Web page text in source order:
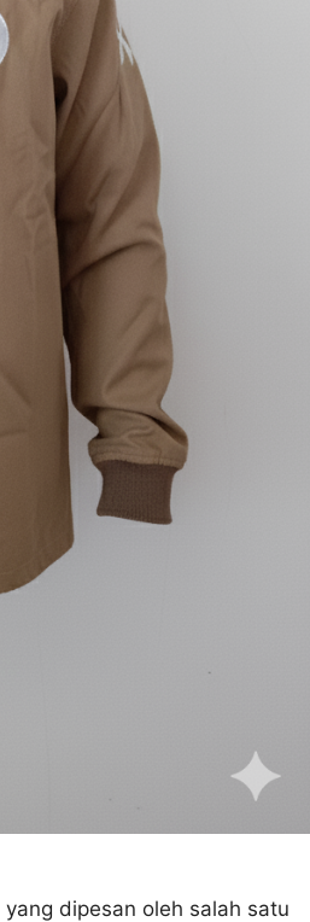
yang dipesan oleh salah satu